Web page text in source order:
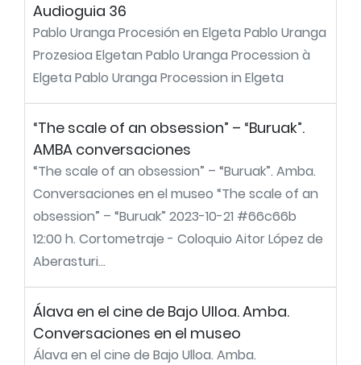
Audioguia 36
Pablo Uranga Procesión en Elgeta Pablo Uranga
Prozesioa Elgetan Pablo Uranga Procession à
Elgeta Pablo Uranga Procession in Elgeta
“The scale of an obsession” – “Buruak”.
AMBA conversaciones
“The scale of an obsession” – “Buruak”. Amba.
Conversaciones en el museo “The scale of an
obsession” – “Buruak” 2023-10-21 #66c66b
12:00 h. Cortometraje - Coloquio Aitor López de
Aberasturi...
Álava en el cine de Bajo Ulloa. Amba.
Conversaciones en el museo
Álava en el cine de Bajo Ulloa. Amba.